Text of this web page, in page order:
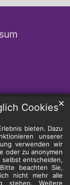
Cookies
bieten. Dazu
unserer
verwenden wir
oder zu anonymen
entscheiden,
beachten Sie,
nicht mehr alle
stehen. Weitere
✕